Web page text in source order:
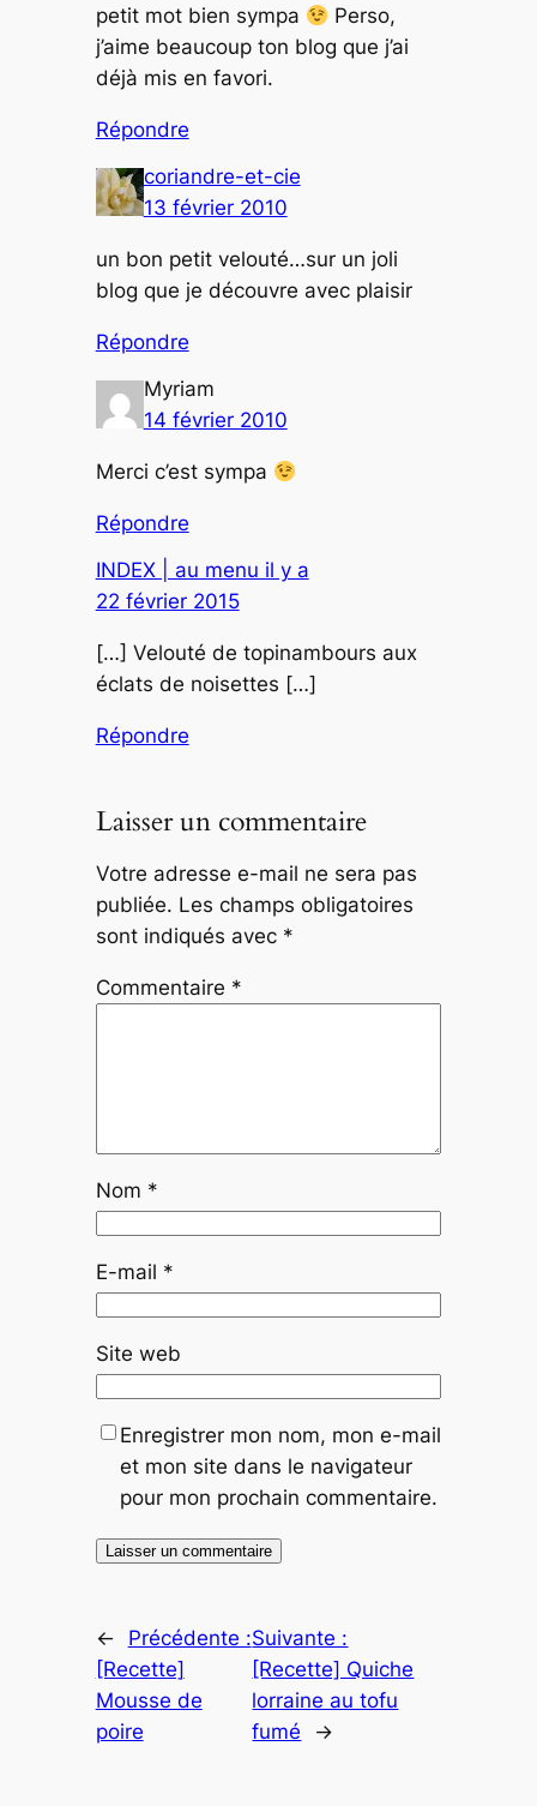
petit mot bien sympa
Perso,
j’aime beaucoup ton blog que j’ai
déjà mis en favori.
Répondre
coriandre-et-cie
13 février 2010
un bon petit velouté…sur un joli
blog que je découvre avec plaisir
Répondre
Myriam
14 février 2010
Merci c’est sympa
Répondre
INDEX | au menu il y a
22 février 2015
[…] Velouté de topinambours aux
éclats de noisettes […]
Répondre
Laisser un commentaire
Votre adresse e-mail ne sera pas
publiée. Les champs obligatoires
sont indiqués avec *
Commentaire *
Nom *
E-mail *
Site web
Enregistrer mon nom, mon e-mail
et mon site dans le navigateur
pour mon prochain commentaire.
←
Précédente :
[Recette]
Mousse de
poire
Suivante :
[Recette] Quiche
lorraine au tofu
fumé
→